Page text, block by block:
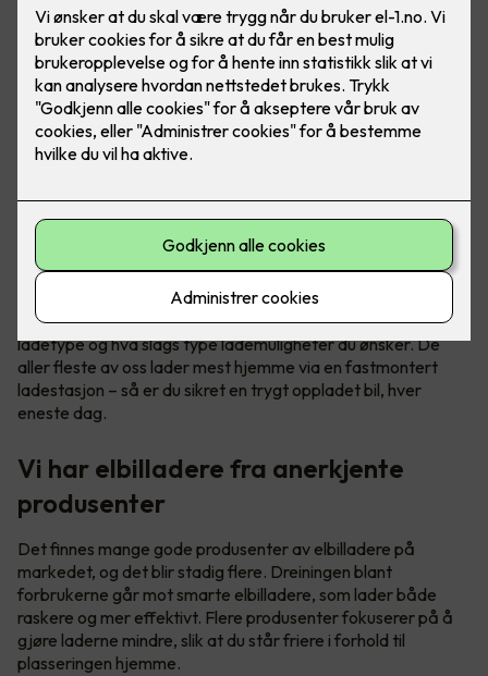
Bilde: Easee
Når du kjøper elbil har du et par ting å tenke på, blant annet
ladetype og hva slags type lademuligheter du ønsker. De
aller fleste av oss lader mest hjemme via en fastmontert
ladestasjon – så er du sikret en trygt oppladet bil, hver
eneste dag.
Vi har elbilladere fra anerkjente
produsenter
Det finnes mange gode produsenter av elbilladere på
markedet, og det blir stadig flere. Dreiningen blant
forbrukerne går mot smarte elbilladere, som lader både
raskere og mer effektivt. Flere produsenter fokuserer på å
gjøre laderne mindre, slik at du står friere i forhold til
plasseringen hjemme.